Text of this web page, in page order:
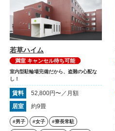
若草ハイム
満室 キャンセル待ち可能
室内型駐輪場完備だから、盗難の心配な
し！
賃料
52,800円〜／月額
居室
約9畳
#男子 #女子 #寮長常駐